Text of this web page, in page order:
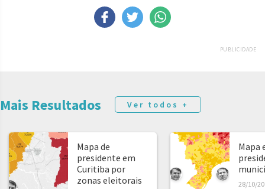
PUBLICIDADE
Mais Resultados Ver todos +
Mapa de
presidente em
Curitiba por
zonas eleitorais
Mapa
28/10/